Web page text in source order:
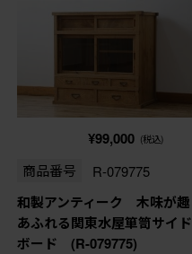
¥99,000 (税込)
商品番号 R-079775
和製アンティーク 木味が趣
あふれる関東水屋箪笥サイド
ボード (R-079775)